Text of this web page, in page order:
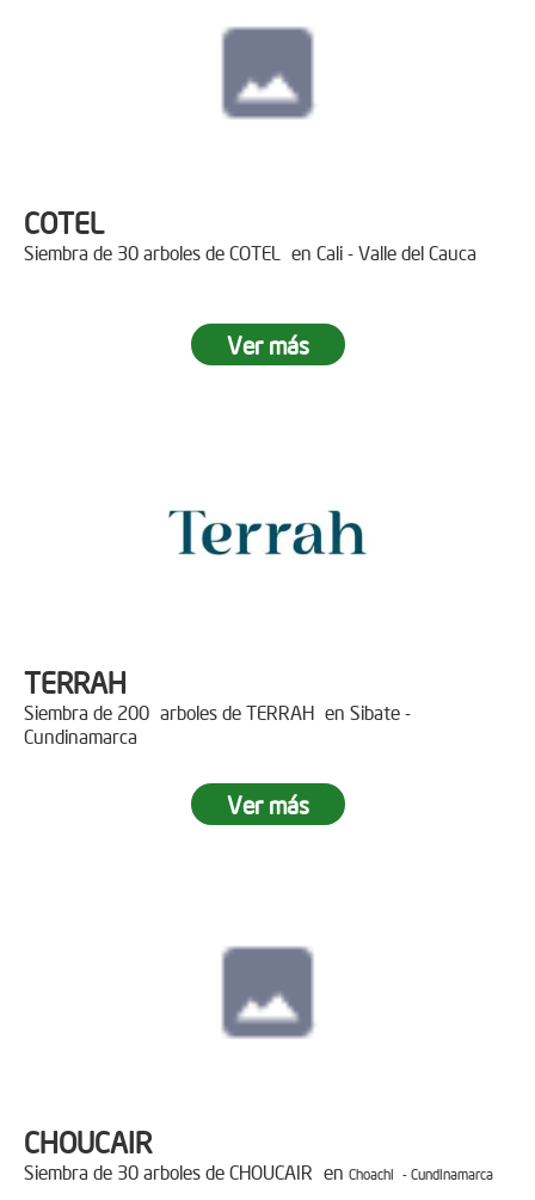
COTEL
Siembra de 30 arboles de COTEL en Cali - Valle del Cauca
Ver más
TERRAH
Siembra de 200 arboles de TERRAH en Sibate -
Cundinamarca
Ver más
CHOUCAIR
Siembra de 30 arboles de CHOUCAIR en Choachi - Cundinamarca